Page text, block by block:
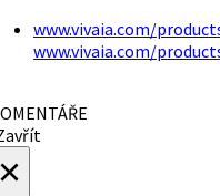
www.vivaia.com/
www.vivaia.com/